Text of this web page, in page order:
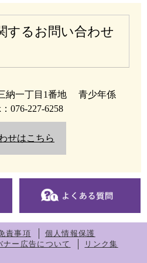
するお問い合わせ
納一丁目1番地
青少年係
076-227-6258
せはこちら
責事項
個人情報保護
ナー広告について リンク集